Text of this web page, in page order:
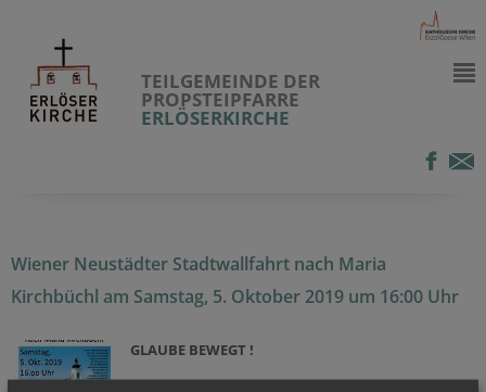
TEILGEMEINDE DER
PROPSTEIPFARRE
ERLÖSERKIRCHE
Wiener Neustädter Stadtwallfahrt nach Maria
Kirchbüchl am Samstag, 5. Oktober 2019 um 16:00 Uhr
GLAUBE BEWEGT !